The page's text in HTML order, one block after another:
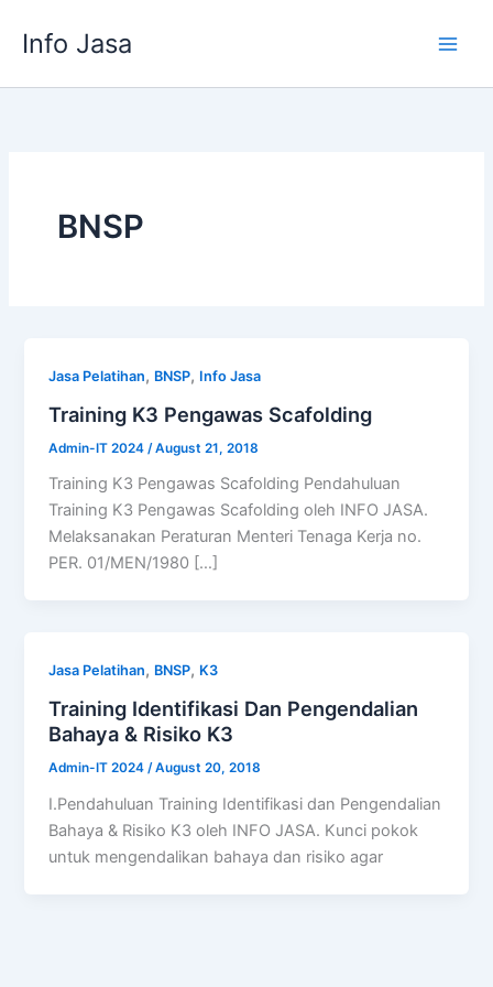
Info Jasa
BNSP
Jasa Pelatihan, BNSP, Info Jasa
Training K3 Pengawas Scafolding
Admin-IT 2024 /August 21, 2018
Training K3 Pengawas Scafolding Pendahuluan
Training K3 Pengawas Scafolding oleh INFO JASA.
Melaksanakan Peraturan Menteri Tenaga Kerja no.
PER. 01/MEN/1980 […]
Jasa Pelatihan, BNSP, K3
Training Identifikasi Dan Pengendalian
Bahaya & Risiko K3
Admin-IT 2024/August 20, 2018
I.Pendahuluan Training Identifikasi dan Pengendalian
Bahaya & Risiko K3 oleh INFO JASA. Kunci pokok
untuk mengendalikan bahaya dan risiko agar